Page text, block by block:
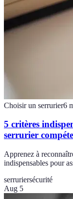
Choisir un serrurier6
5 critères
serrurier
Apprenez à
indispensables pour
serruriersécurité
Aug 5